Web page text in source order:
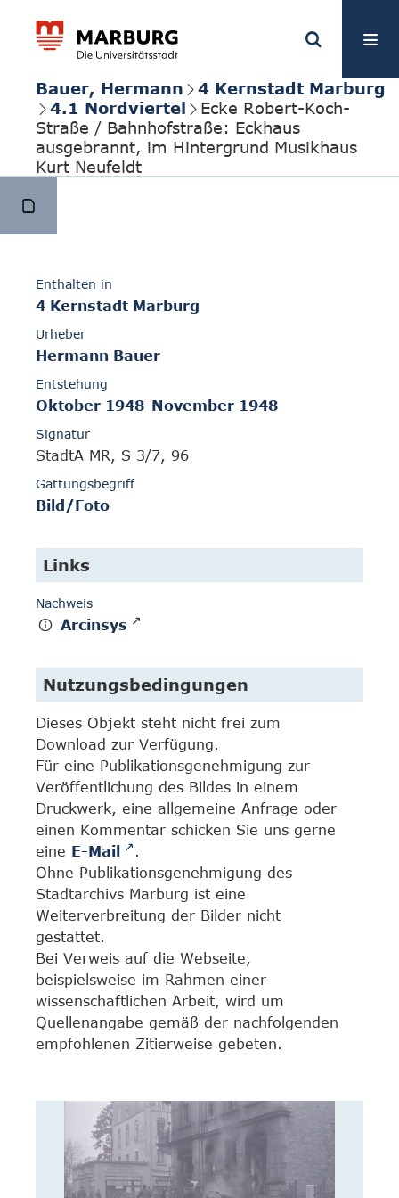
Bauer, Hermann
4 Kernstadt Marburg
4.1 Nordviertel
Ecke Robert-Koch-
Straße / Bahnhofstraße: Eckhaus
ausgebrannt, im Hintergrund Musikhaus
Kurt Neufeldt
Enthalten in
4 Kernstadt Marburg
Urheber
Hermann Bauer
Entstehung
Oktober 1948-November 1948
Signatur
StadtA MR, S 3/7, 96
Gattungsbegriff
Bild/Foto
Links
Nachweis
Arcinsys
Nutzungsbedingungen
Dieses Objekt steht nicht frei zum
Download zur Verfügung.
Für eine Publikationsgenehmigung zur
Veröffentlichung des Bildes in einem
Druckwerk, eine allgemeine Anfrage oder
einen Kommentar schicken Sie uns gerne
eine E-Mail
.
Ohne Publikationsgenehmigung des
Stadtarchivs Marburg ist eine
Weiterverbreitung der Bilder nicht
gestattet.
Bei Verweis auf die Webseite,
beispielsweise im Rahmen einer
wissenschaftlichen Arbeit, wird um
Quellenangabe gemäß der nachfolgenden
empfohlenen Zitierweise gebeten.